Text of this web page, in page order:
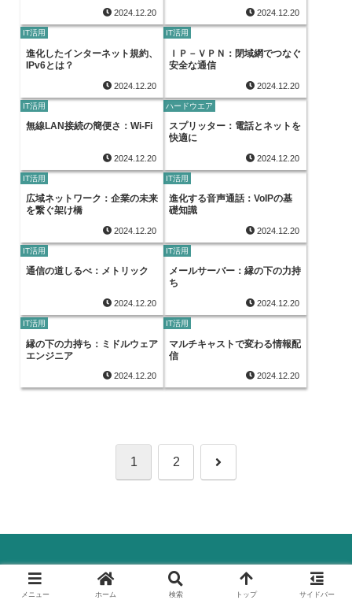
2024.12.20 2024.12.20
IT活用
進化したインターネット規約、
IPv6とは？
2024.12.20
IT活用
ＩＰ－ＶＰＮ：閉域網でつなぐ
安全な通信
2024.12.20
IT活用
無線LAN接続の簡便さ：Wi-Fi
2024.12.20
ハードウエア
スプリッター：電話とネットを
快適に
2024.12.20
IT活用
広域ネットワーク：企業の未来
を繋ぐ架け橋
2024.12.20
IT活用
進化する音声通話：VoIPの基
礎知識
2024.12.20
IT活用
通信の道しるべ：メトリック
2024.12.20
IT活用
メールサーバー：縁の下の力持
ち
2024.12.20
IT活用
縁の下の力持ち：ミドルウェア
エンジニア
2024.12.20
IT活用
マルチキャストで変わる情報配
信
2024.12.20
1 2 次
© 2024 デジタル化(DX)のすべて.
メニュー ホーム 検索 トップ サイドバー